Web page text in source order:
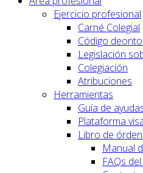
Ejercicio profesional
Carné Colegial
Código
Legislación
Colegiación
Atribuciones
Herramientas
Guía de
Plataforma
Libro de
Manual
FAQs